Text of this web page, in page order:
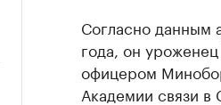
Согласно данным
года, он
офицером
Академии связи в